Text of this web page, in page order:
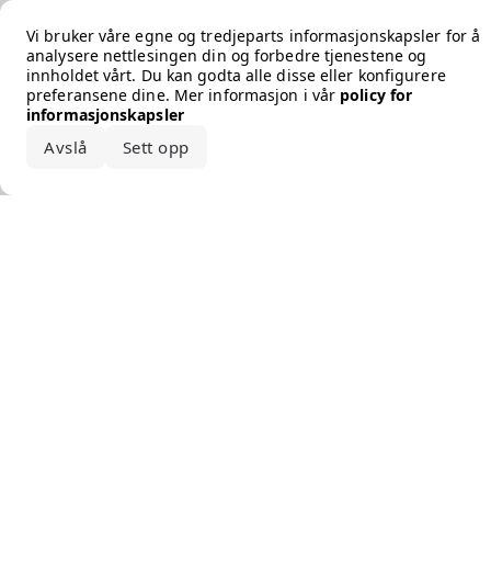
Vi bruker våre egne og tredjeparts informasjonskapsler for å
analysere nettlesingen din og forbedre tjenestene og
innholdet vårt. Du kan godta alle disse eller konfigurere
preferansene dine. Mer informasjon i vår policy for
informasjonskapsler
Avslå Sett opp
Error loading the brand